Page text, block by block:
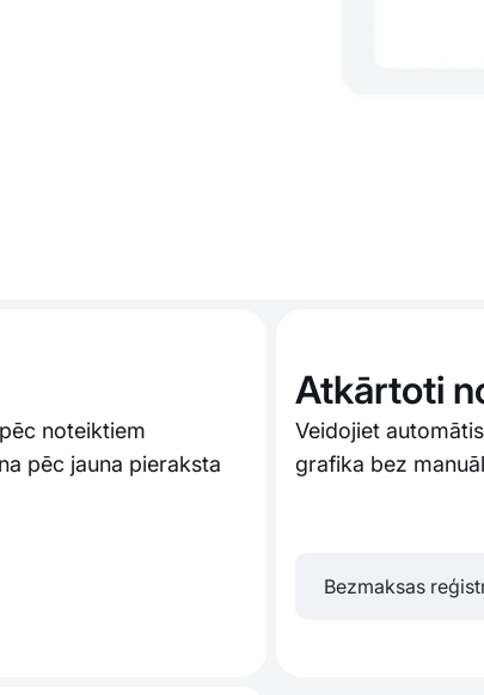
noteiktiem
pēc jauna pieraksta
Atkārtoti
Veidojiet
grafika bez
Bezmaksas